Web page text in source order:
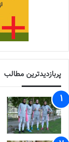
پربازدیدترین مطالب